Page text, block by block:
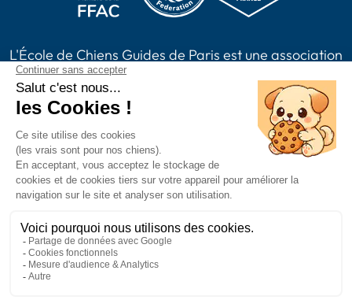
L'École de Chiens Guides de Paris est une association
loi 1901, reconnue d'intérêt général habilitée à
recevoir des dons, legs, assurances vie et à émettre
des reçus fiscaux. L'association est membre de Chiens
Guides France.
Politique de confidentialité|CGV|
Accessibilité : partiellement conforme